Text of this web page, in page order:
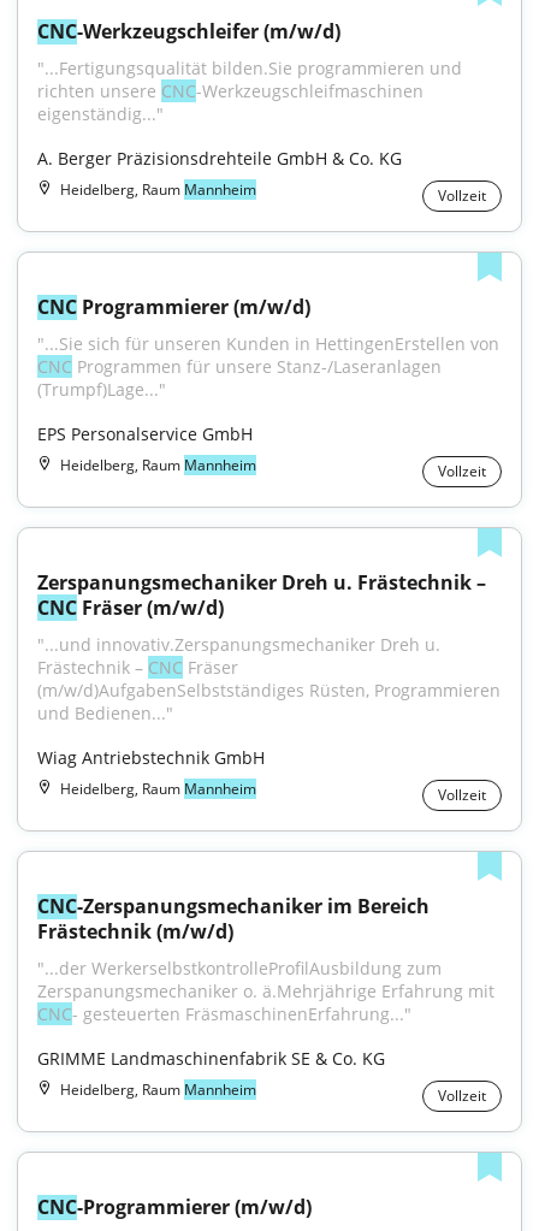
CNC-Werkzeugschleifer (m/w/d)
"...Fertigungsqualität bilden.Sie programmieren und
richten unsere CNC-Werkzeugschleifmaschinen
eigenständig..."
A. Berger Präzisionsdrehteile GmbH & Co. KG
Heidelberg, Raum Mannheim Vollzeit
CNC Programmierer (m/w/d)
CNC Programmen für unsere Stanz-/Laseranlagen
(Trumpf)Lage..."
EPS Personalservice GmbH
Heidelberg, Raum Mannheim Vollzeit
CNC Fräser (m/w/d)
"...und innovativ.Zerspanungsmechaniker Dreh u.
Frästechnik – CNC Fräser
(m/w/d)AufgabenSelbstständiges Rüsten, Programmieren
und Bedienen..."
Wiag Antriebstechnik GmbH
Heidelberg, Raum Mannheim Vollzeit
CNC-Zerspanungsmechaniker im Bereich
Frästechnik (m/w/d)
"...der WerkerselbstkontrolleProfilAusbildung zum
CNC- gesteuerten FräsmaschinenErfahrung..."
GRIMME Landmaschinenfabrik SE & Co. KG
Heidelberg, Raum Mannheim Vollzeit
CNC-Programmierer (m/w/d)